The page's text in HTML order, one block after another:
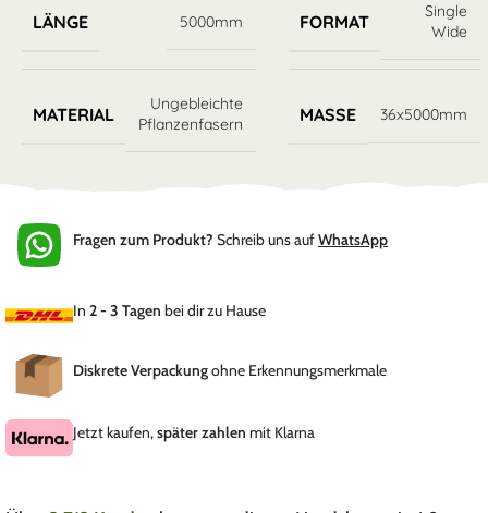
LÄNGE 5000mm FORMAT
Single
Wide
MATERIAL
Ungebleichte
Pflanzenfasern
MASSE 36x5000mm
Fragen zum Produkt? Schreib uns aufWhatsApp
In 2 - 3 Tagen bei dir zu Hause
Diskrete Verpackungohne Erkennungsmerkmale
Jetzt kaufen,später zahlen mit Klarna